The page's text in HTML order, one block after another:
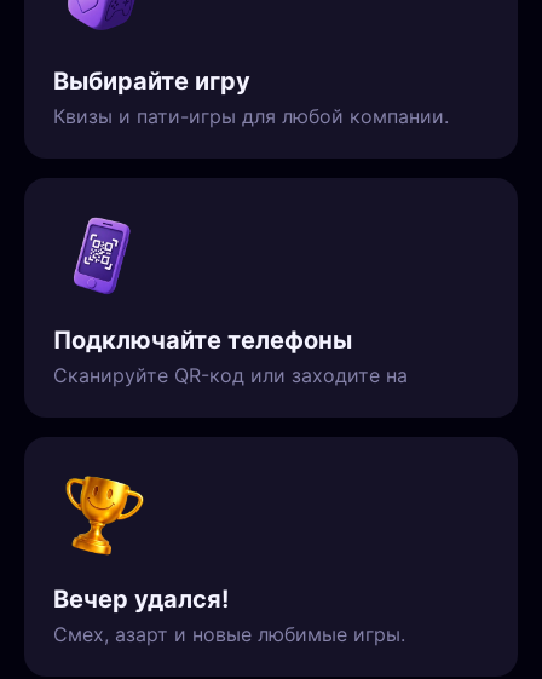
Выбирайте игру
Квизы и пати-игры для любой компании.
Подключайте телефоны
Сканируйте QR-код или заходите на
Вечер удался!
Смех, азарт и новые любимые игры.